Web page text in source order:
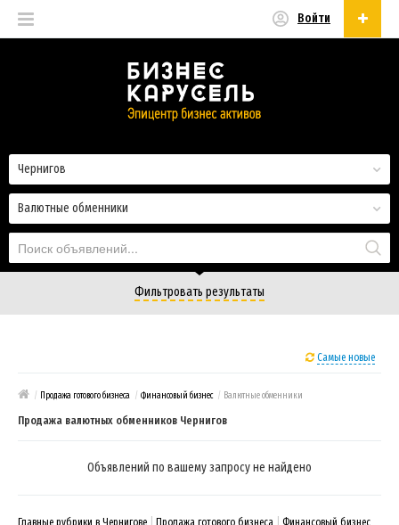
Войти
Валютные обменники
Чернигов
Фильтровать результаты
Самые новые
/ Продажа готового бизнеса / Финансовый бизнес / Валютные обменники
Продажа валютных обменников Чернигов
Объявлений по вашему запросу не найдено
Главные рубрики в Чернигове Продажа готового бизнеса Финансовый бизнес